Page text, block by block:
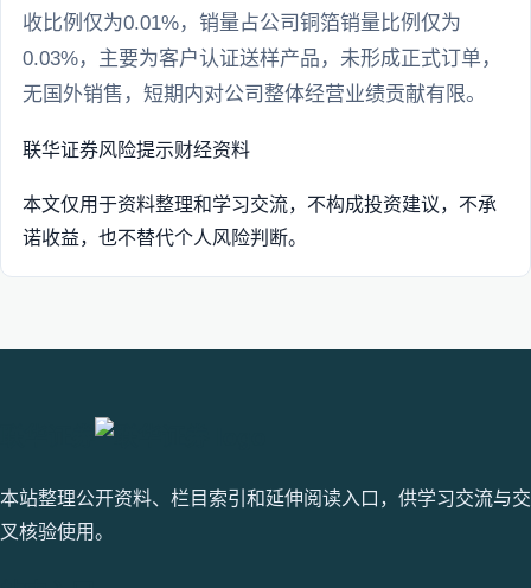
收比例仅为0.01%，销量占公司铜箔销量比例仅为
0.03%，主要为客户认证送样产品，未形成正式订单，
无国外销售，短期内对公司整体经营业绩贡献有限。
联华证券风险提示财经资料
本文仅用于资料整理和学习交流，不构成投资建议，不承
诺收益，也不替代个人风险判断。
本站整理公开资料、栏目索引和延伸阅读入口，供学习交流与交
叉核验使用。